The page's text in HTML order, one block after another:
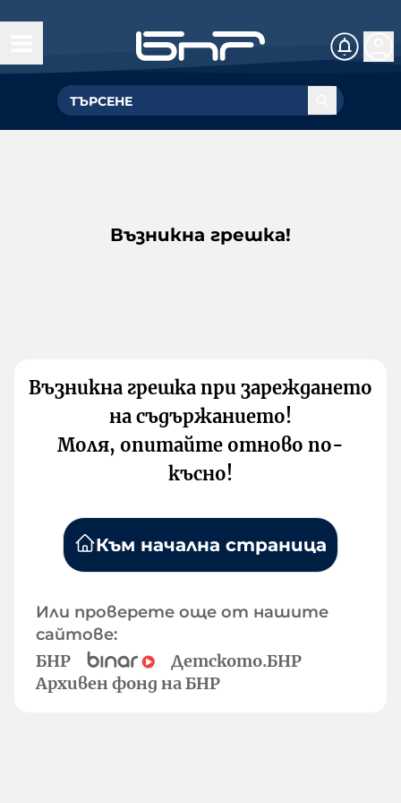
Възникна грешка!
Възникна грешка при зареждането
на съдържанието!
Моля, опитайте отново по-
късно!
Към начална страница
Или проверете още от нашите
сайтове:
БНР
Детското.БНР
Архивен фонд на БНР